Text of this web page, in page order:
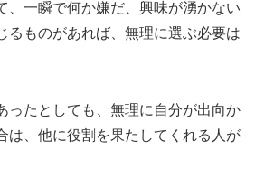
、一瞬で何か嫌だ、興味が湧かない
るものがあれば、無理に選ぶ必要は
ったとしても、無理に自分が出向か
は、他に役割を果たしてくれる人が